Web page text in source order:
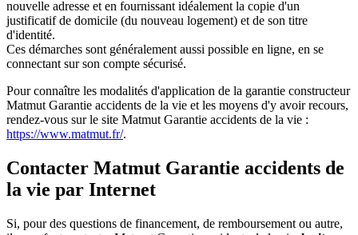
nouvelle adresse et en fournissant idéalement la copie d'un
justificatif de domicile (du nouveau logement) et de son titre
d'identité.
Ces démarches sont généralement aussi possible en ligne, en se
connectant sur son compte sécurisé.
Pour connaître les modalités d'application de la garantie constructeur
Matmut Garantie accidents de la vie et les moyens d'y avoir recours,
rendez-vous sur le site Matmut Garantie accidents de la vie :
https://www.matmut.fr/.
Contacter Matmut Garantie accidents de
la vie par Internet
Si, pour des questions de financement, de remboursement ou autre,